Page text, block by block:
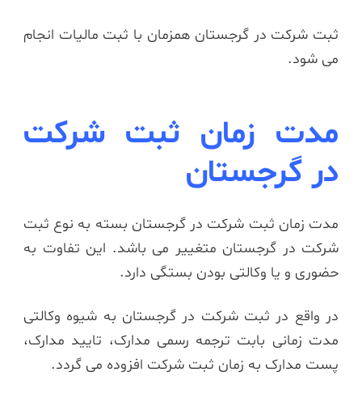
ثبت شرکت در گرجستان همزمان با ثبت مالیات انجام
می شود.
مدت زمان ثبت شرکت
در گرجستان
مدت زمان ثبت شرکت در گرجستان بسته به نوع ثبت
شرکت در گرجستان متغییر می باشد. این تفاوت به
حضوری و یا وکالتی بودن بستگی دارد.
در واقع در ثبت شرکت در گرجستان به شیوه وکالتی
مدت زمانی بابت ترجمه رسمی مدارک، تایید مدارک،
پست مدارک به زمان ثبت شرکت افزوده می گردد.